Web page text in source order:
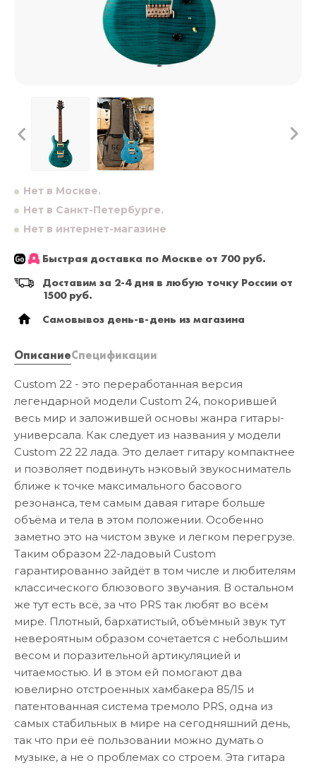
Нет в Москве.
Нет в Санкт-Петербурге.
Нет в интернет-магазине
Быстрая доставка по Москве от 700 руб.
Доставим за 2-4 дня в любую точку России от
1500 руб.
Самовывоз день-в-день из магазина
ОписаниеСпецификации
Custom 22 - это переработанная версия
легендарной модели Custom 24, покорившей
весь мир и заложившей основы жанра гитары-
универсала. Как следует из названия у модели
Custom 22 22 лада. Это делает гитару компактнее
и позволяет подвинуть нэковый звукосниматель
ближе к точке максимального басового
резонанса, тем самым давая гитаре больше
объёма и тела в этом положении. Особенно
заметно это на чистом звуке и легком перегрузе.
Таким образом 22-ладовый Custom
гарантированно зайдёт в том числе и любителям
классического блюзового звучания. В остальном
же тут есть всё, за что PRS так любят во всём
мире. Плотный, бархатистый, объёмный звук тут
невероятным образом сочетается с небольшим
весом и поразительной артикуляцией и
читаемостью. И в этом ей помогают два
ювелирно отстроенных хамбакера 85/15 и
патентованная система тремоло PRS, одна из
самых стабильных в мире на сегодняшний день,
так что при её пользовании можно думать о
музыке, а не о проблемах со строем. Эта гитара